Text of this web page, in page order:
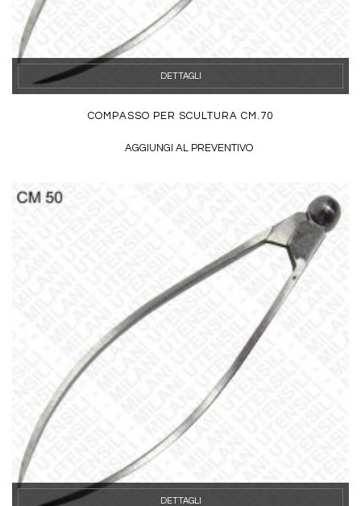
DETTAGLI
COMPASSO PER SCULTURA CM.70
AGGIUNGI AL PREVENTIVO
DETTAGLI